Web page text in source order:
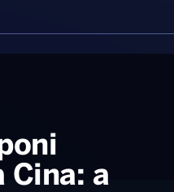
Cina: a